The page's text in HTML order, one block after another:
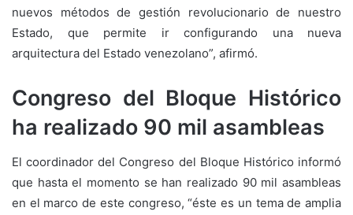
nuevos métodos de gestión revolucionario de nuestro
Estado, que permite ir configurando una nueva
arquitectura del Estado venezolano”, afirmó.
Congreso del Bloque Histórico
ha realizado 90 mil asambleas
El coordinador del Congreso del Bloque Histórico informó
que hasta el momento se han realizado 90 mil asambleas
en el marco de este congreso, “éste es un tema de amplia